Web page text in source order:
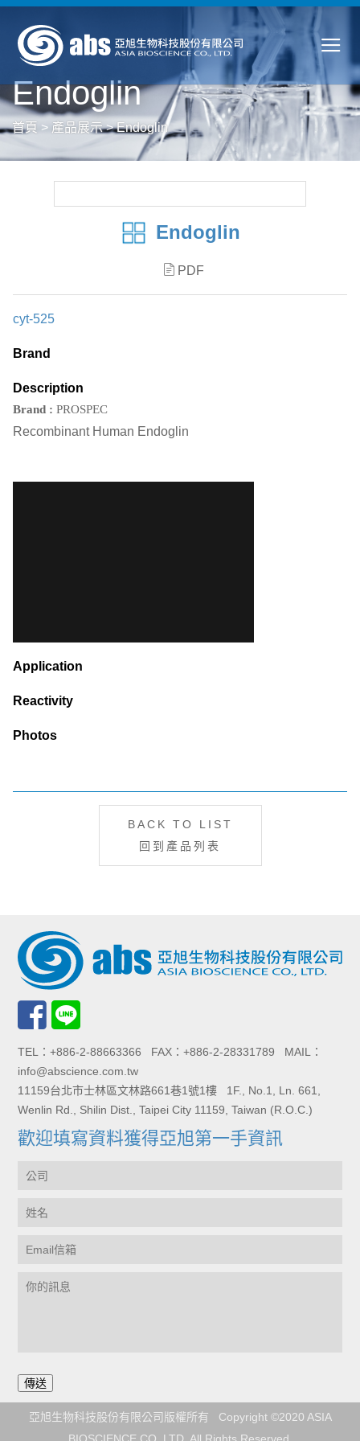
Endoglin
首頁 > 產品展示>Endoglin
Endoglin
PDF
cyt-525
Brand
Description
Brand : PROSPEC
Recombinant Human Endoglin
Application
Reactivity
Photos
BACK TO LIST
回到產品列表
TEL：+886-2-88663366 FAX：+886-2-28331789 MAIL：
info@abscience.com.tw
11159台北市士林區文林路661巷1號1樓 1F., No.1, Ln. 661,
Wenlin Rd., Shilin Dist., Taipei City 11159, Taiwan (R.O.C.)
歡迎填寫資料獲得亞旭第一手資訊
亞旭生物科技股份有限公司版權所有 Copyright ©2020 ASIA